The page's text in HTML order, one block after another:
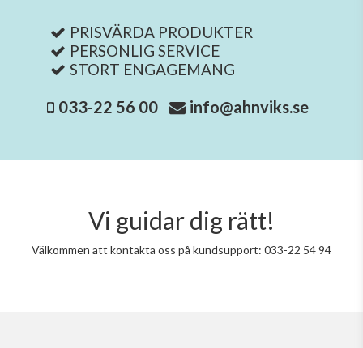
PRISVÄRDA PRODUKTER
PERSONLIG SERVICE
STORT ENGAGEMANG
033-22 56 00 info@ahnviks.se
Vi guidar dig rätt!
Välkommen att kontakta oss på kundsupport: 033-22 54 94